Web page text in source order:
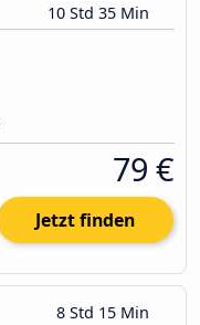
10 Std 35 Min
79 €
Jetzt finden
8 Std 15 Min